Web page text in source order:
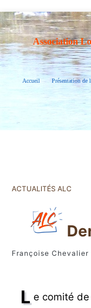
Association
Accueil Présentation de
ACTUALITÉS ALC
Françoise Chevalier
L e comité